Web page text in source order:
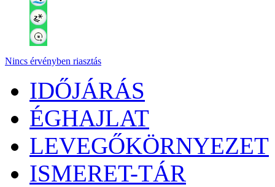
Nincs érvényben riasztás
IDŐJÁRÁS
ÉGHAJLAT
LEVEGŐKÖRNYEZET
ISMERET-TÁR